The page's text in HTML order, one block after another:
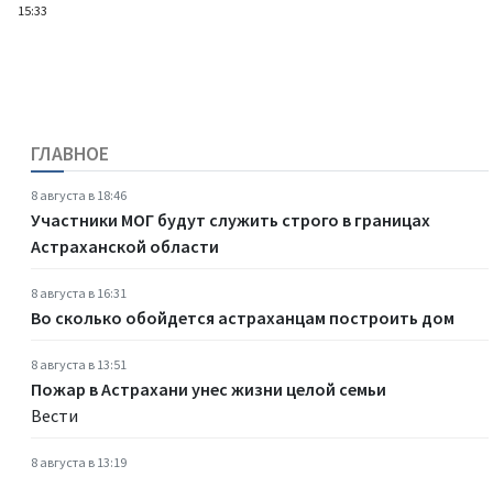
15:33
ГЛАВНОЕ
8 августа в 18:46
Участники МОГ будут служить строго в границах
Астраханской области
8 августа в 16:31
Во сколько обойдется астраханцам построить дом
8 августа в 13:51
Пожар в Астрахани унес жизни целой семьи
Вести
8 августа в 13:19